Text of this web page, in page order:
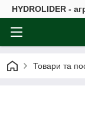
HYDROLIDER -
Товари та